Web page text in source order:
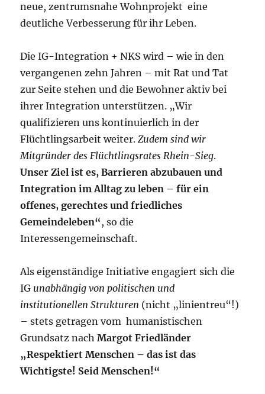
neue, zentrumsnahe Wohnprojekt eine
deutliche Verbesserung für ihr Leben.
Die IG-Integration + NKS wird – wie in den
vergangenen zehn Jahren – mit Rat und Tat
zur Seite stehen und die Bewohner aktiv bei
ihrer Integration unterstützen. „Wir
qualifizieren uns kontinuierlich in der
Flüchtlingsarbeit weiter.Zudem sind wir
Mitgründer des Flüchtlingsrates Rhein-Sieg.
Unser Ziel ist es, Barrieren abzubauen und
Integration im Alltag zu leben – für ein
offenes, gerechtes und friedliches
Gemeindeleben“, so die
Interessengemeinschaft.
Als eigenständige Initiative engagiert sich die
IG unabhängig von politischen und
institutionellen Strukturen (nicht „linientreu“!)
– stets getragen vom humanistischen
Grundsatz nachMargot Friedländer
„Respektiert Menschen – das ist das
Wichtigste! Seid Menschen!“